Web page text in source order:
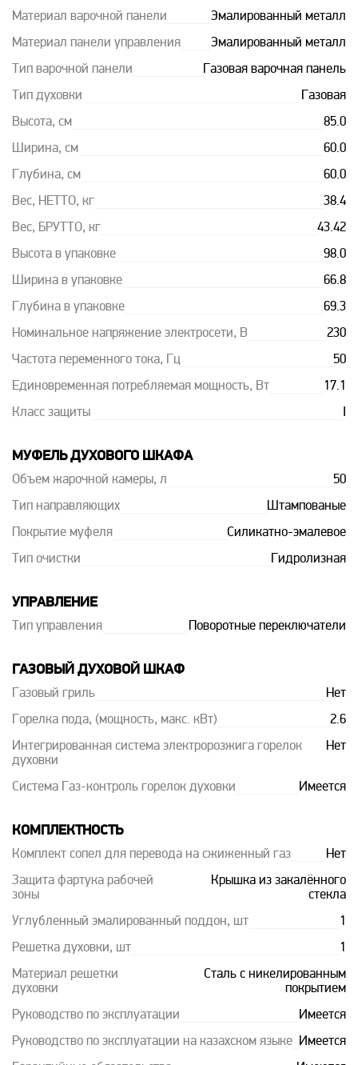
Материал варочной панели Эмалированный металл
Материал панели управления Эмалированный металл
Тип варочной панели Газовая варочная панель
Тип духовки Газовая
Высота, см 85.0
Ширина, см 60.0
Глубина, см 60.0
Вес, НЕТТО, кг 38.4
Вес, БРУТТО, кг 43.42
Высота в упаковке 98.0
Ширина в упаковке 66.8
Глубина в упаковке 69.3
Номинальное напряжение электросети, В 230
Частота переменного тока, Гц 50
Единовременная потребляемая мощность, Вт 17.1
Класс защиты
МУФЕЛЬ ДУХОВОГО ШКАФА
Объем жарочной камеры, л 50
Тип направляющих Штампованые
Покрытие муфеля Силикатно-эмалевое
Тип очистки Гидролизная
УПРАВЛЕНИЕ
Тип управления Поворотные переключатели
ГАЗОВЫЙ ДУХОВОЙ ШКАФ
Газовый гриль Нет
Горелка пода, (мощность, макс. кВт) 2.6
Интегрированная система электророзжига горелок
духовки
Нет
Система Газ-контроль горелок духовки Имеется
КОМПЛЕКТНОСТЬ
Комплект сопел для перевода на сжиженный газ Нет
Защита фартука рабочей
зоны
Крышка из закалённого
стекла
Углубленный эмалированный поддон, шт 1
Решетка духовки, шт 1
Материал решетки
духовки
Сталь с никелированным
покрытием
Руководство по эксплуатации Имеется
Руководство по эксплуатации на казахском языке Имеется